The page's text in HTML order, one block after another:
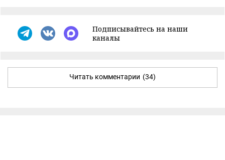
Подписывайтесь на наши
каналы
Читать комментарии (34)